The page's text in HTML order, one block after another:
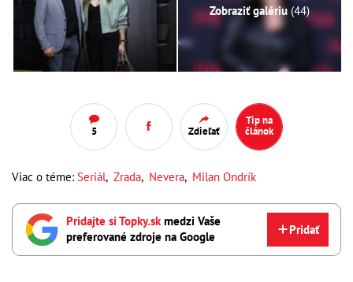
Zobraziť galériu (44)
5 Zdieľať
Tip na
článok
Viac o téme: Seriál, Zrada, Nevera, Milan Ondrík
Pridajte si Topky.skmedzi Vaše
preferované zdroje na Google
Pridať